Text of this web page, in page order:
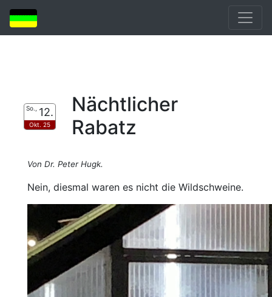
So., 12.
Okt. 25
Nächtlicher
Rabatz
Von Dr. Peter Hugk.
Nein, diesmal waren es nicht die Wildschweine.